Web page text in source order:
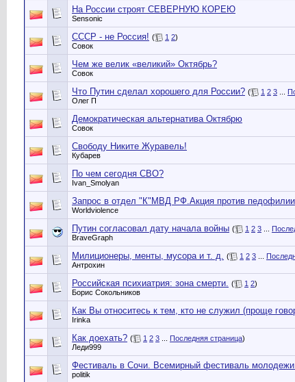
На России строят СЕВЕРНУЮ КОРЕЮ
Sensonic
СССР - не Россия! ( 1 2)
Совок
Чем же велик «великий» Октябрь?
Совок
Что Путин сделал хорошего для России? ( 1 2 3
Олег П
Демократическая альтернатива Октябрю
Совок
Свободу Никите Журавель!
Кубарев
По чем сегодня СВО?
Ivan_Smolyan
Запрос в отдел "К"МВД РФ.Акция против педофилии
Worldviolence
Путин согласовал дату начала войны ( 1 2 3
BraveGraph
Милиционеры, менты, мусора и т. д. ( 1 2 3
Антрохин
Российская психиатрия: зона смерти. ( 1 2)
Борис Сокольников
Как Вы относитесь к тем, кто не служил (проще
Irinka
Как доехать? ( 1 2 3 Последняя страница)
Леди999
Фестиваль в Сочи. Всемирный фестиваль молодежи
politik